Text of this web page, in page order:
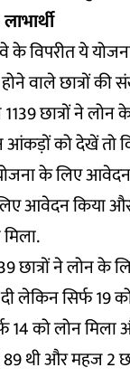
के विपरीत ये
वाले छात्रों
छात्रों ने लोन
को देखें तो
के लिए आवेदन
आवेदन किया
छात्रों ने लोन
सिर्फ 19 को
को लोन मिला
थी और महज 2